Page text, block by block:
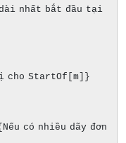
dài nhất bắt đầu tại
cho StartOf[m]}
có nhiều dãy đơn